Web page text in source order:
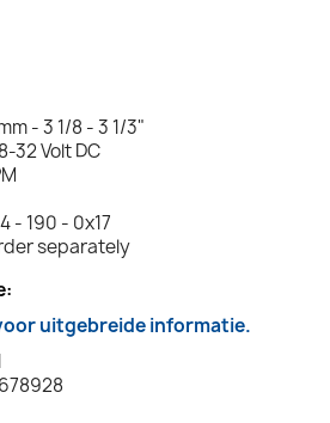
- 3 1/8 - 3 1/3"
32 Volt DC
- 190 - 0x17
separately
uitgebreide informatie.